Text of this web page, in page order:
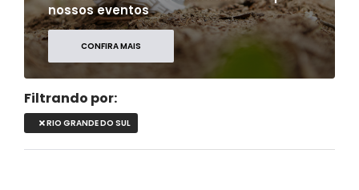
nossos eventos
CONFIRA MAIS
Filtrando por:
RIO GRANDE DO SUL